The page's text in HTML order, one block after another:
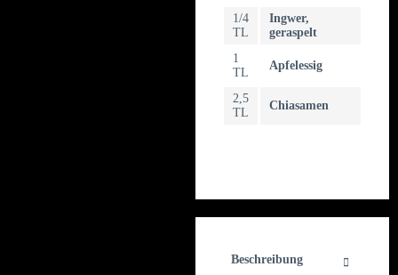
1/4
TL
Ingwer,
geraspelt
1
TL
Apfelessig
2,5
TL
Chiasamen
Beschreibung